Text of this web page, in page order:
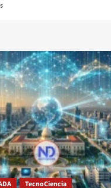
TecnoCiencia